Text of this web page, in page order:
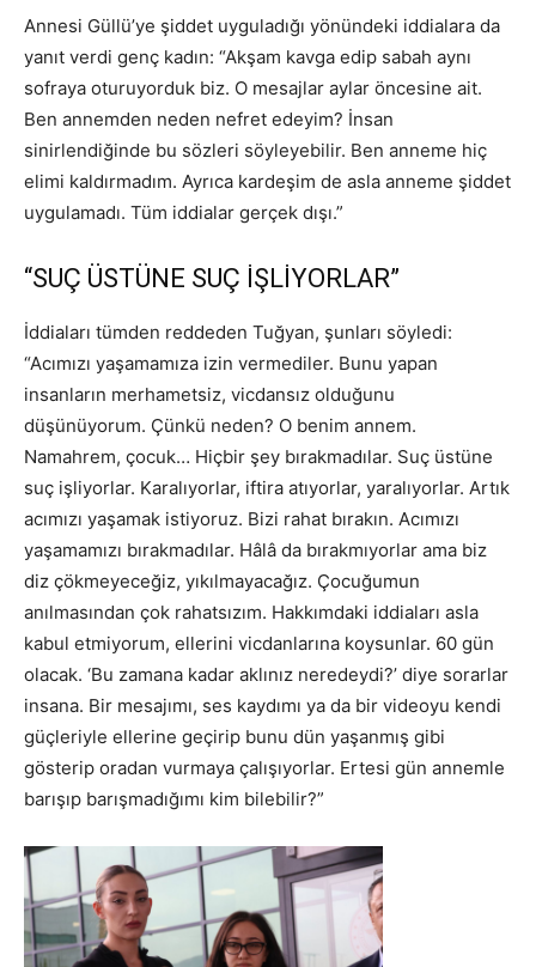
Annesi Güllü’ye şiddet uyguladığı yönündeki iddialara da
yanıt verdi genç kadın: “Akşam kavga edip sabah aynı
sofraya oturuyorduk biz. O mesajlar aylar öncesine ait.
Ben annemden neden nefret edeyim? İnsan
sinirlendiğinde bu sözleri söyleyebilir. Ben anneme hiç
elimi kaldırmadım. Ayrıca kardeşim de asla anneme şiddet
uygulamadı. Tüm iddialar gerçek dışı.”
“SUÇ ÜSTÜNE SUÇ İŞLİYORLAR”
İddiaları tümden reddeden Tuğyan, şunları söyledi:
“Acımızı yaşamamıza izin vermediler. Bunu yapan
insanların merhametsiz, vicdansız olduğunu
düşünüyorum. Çünkü neden? O benim annem.
Namahrem, çocuk… Hiçbir şey bırakmadılar. Suç üstüne
suç işliyorlar. Karalıyorlar, iftira atıyorlar, yaralıyorlar. Artık
acımızı yaşamak istiyoruz. Bizi rahat bırakın. Acımızı
yaşamamızı bırakmadılar. Hâlâ da bırakmıyorlar ama biz
diz çökmeyeceğiz, yıkılmayacağız. Çocuğumun
anılmasından çok rahatsızım. Hakkımdaki iddiaları asla
kabul etmiyorum, ellerini vicdanlarına koysunlar. 60 gün
olacak. ‘Bu zamana kadar aklınız neredeydi?’ diye sorarlar
insana. Bir mesajımı, ses kaydımı ya da bir videoyu kendi
güçleriyle ellerine geçirip bunu dün yaşanmış gibi
gösterip oradan vurmaya çalışıyorlar. Ertesi gün annemle
barışıp barışmadığımı kim bilebilir?”